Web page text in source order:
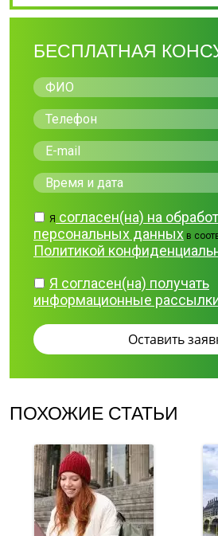
БЕСПЛАТНАЯ
Я согласен(на) на
персональных данных в
Политикой
Я согласен(на) получать
информационные
ПОХОЖИЕ СТАТЬИ